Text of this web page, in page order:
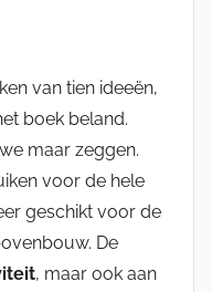
van tien ideeën,
boek beland.
maar zeggen.
voor de hele
geschikt voor de
De
, maar ook aan